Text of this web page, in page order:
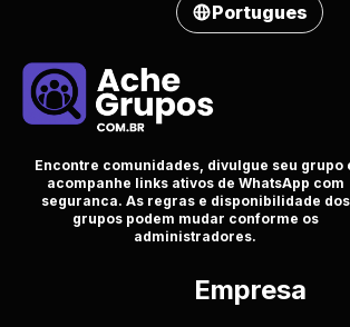
Portugues
Encontre comunidades, divulgue seu grupo
acompanhe links ativos de WhatsApp com
seguranca. As regras e disponibilidade dos
grupos podem mudar conforme os
administradores.
Empresa